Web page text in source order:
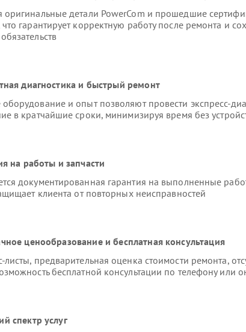
оригинальные детали PowerCom и прошедшие
гарантирует корректную работу после ремонта и
диагностика и быстрый ремонт
и опыт позволяют провести экспресс-
в кратчайшие сроки, минимизируя время без
на работы и запчасти
документированная гарантия на выполненные
клиента от повторных неисправностей
ценообразование и бесплатная консультация
предварительная оценка стоимости ремонта,
бесплатной консультации по телефону или
спектр услуг